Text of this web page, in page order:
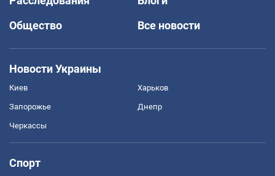
Общество
Все новости
Новости Украины
Киев Харьков
Запорожье Днепр
Черкассы
Спорт